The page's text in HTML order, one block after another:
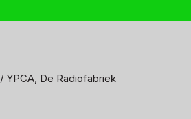
/ YPCA, De Radiofabriek